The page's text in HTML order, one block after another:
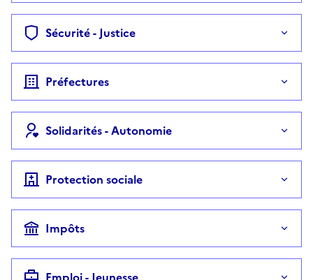
Sécurité - Justice
Préfectures
Solidarités - Autonomie
Protection sociale
Impôts